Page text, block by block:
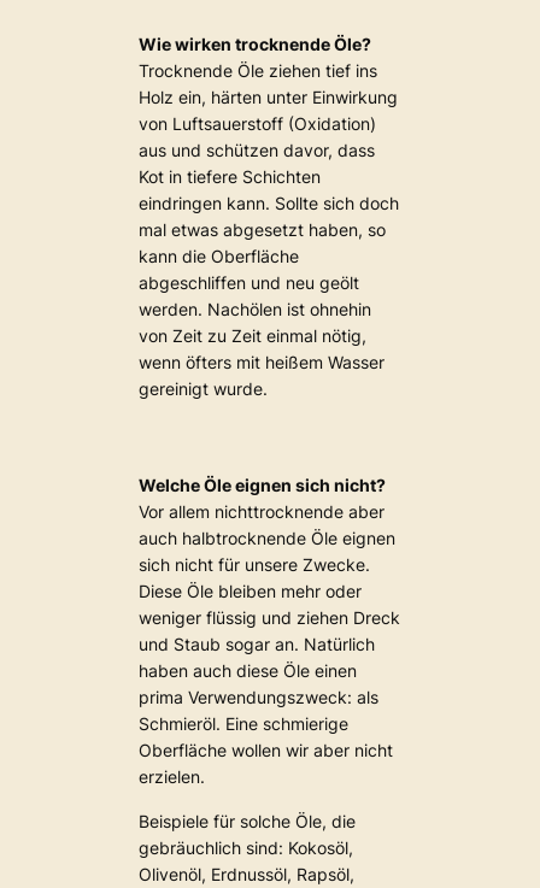
Wie wirken trocknende Öle?
Trocknende Öle ziehen tief ins
Holz ein, härten unter Einwirkung
von Luftsauerstoff (Oxidation)
aus und schützen davor, dass
Kot in tiefere Schichten
eindringen kann. Sollte sich doch
mal etwas abgesetzt haben, so
kann die Oberfläche
abgeschliffen und neu geölt
werden. Nachölen ist ohnehin
von Zeit zu Zeit einmal nötig,
wenn öfters mit heißem Wasser
gereinigt wurde.
Welche Öle eignen sich nicht?
Vor allem nichttrocknende aber
auch halbtrocknende Öle eignen
sich nicht für unsere Zwecke.
Diese Öle bleiben mehr oder
weniger flüssig und ziehen Dreck
und Staub sogar an. Natürlich
haben auch diese Öle einen
prima Verwendungszweck: als
Schmieröl. Eine schmierige
Oberfläche wollen wir aber nicht
erzielen.
Beispiele für solche Öle, die
gebräuchlich sind: Kokosöl,
Olivenöl, Erdnussöl, Rapsöl,